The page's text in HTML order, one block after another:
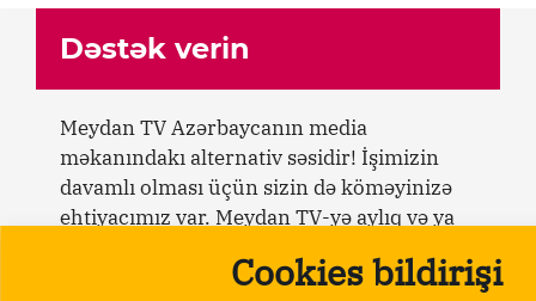
Cookies bildirişi
Dəstək verin
Meydan TV Azərbaycanın media
məkanındakı alternativ səsidir! İşimizin
davamlı olması üçün sizin də köməyinizə
ehtiyacımız var. Meydan TV-yə aylıq və ya